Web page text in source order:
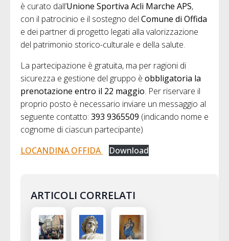
è curato dall’Unione Sportiva Acli Marche APS,
con il patrocinio e il sostegno del Comune di Offida
e dei partner di progetto legati alla valorizzazione
del patrimonio storico-culturale e della salute.
La partecipazione è gratuita, ma per ragioni di
sicurezza e gestione del gruppo è obbligatoria la
prenotazione entro il 22 maggio. Per riservare il
proprio posto è necessario inviare un messaggio al
seguente contatto: 393 9365509 (indicando nome e
cognome di ciascun partecipante)
LOCANDINA OFFIDA
Download
ARTICOLI CORRELATI